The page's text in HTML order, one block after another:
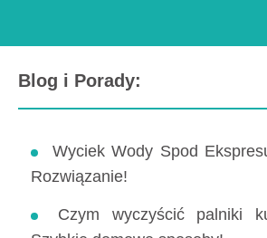
Blog i Porady:
Wyciek Wody Spod
Rozwiązanie!
Czym wyczyścić palniki